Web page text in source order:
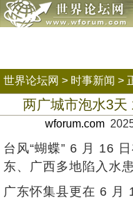
世界论坛网 > 时事新闻 >
两广城市泡水3天
wforum.com
台风“蝴蝶” 6 月 16
东、广西多地陷入水患
广东怀集县更在 6 月